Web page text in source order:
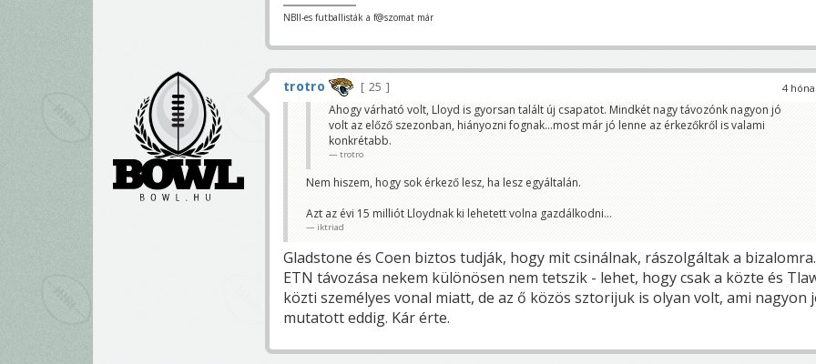
NBII-es futballisták a f@szomat már
4
trotro
25
Ahogy várható volt, Lloyd is gyorsan talált új csapatot. Mindkét nagy távozónk nagyon jó
volt az előző szezonban, hiányozni fognak…most már jó lenne az érkezőkről is valami
konkrétabb.
trotro
Nem hiszem, hogy sok érkező lesz, ha lesz egyáltalán.
Azt az évi 15 milliót Lloydnak ki lehetett volna gazdálkodni...
iktriad
Gladstone és Coen biztos tudják, hogy mit csinálnak, rászolgáltak a bizalomra.
ETN távozása nekem különösen nem tetszik - lehet, hogy csak a közte és
közti személyes vonal miatt, de az ő közös sztorijuk is olyan volt, ami nagyon
mutatott eddig. Kár érte.